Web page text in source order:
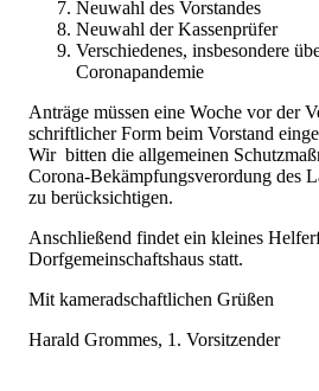
Neuwahl des Vorstandes
Neuwahl der Kassenprüfer
Verschiedenes, insbesondere
Coronapandemie
Anträge müssen eine Woche vor der
schriftlicher Form beim Vorstand
Wir bitten die allgemeinen
Corona-Bekämpfungsverordung des
zu berücksichtigen.
Anschließend findet ein kleines
Dorfgemeinschaftshaus statt.
Mit kameradschaftlichen Grüßen
Harald Grommes, 1. Vorsitzender